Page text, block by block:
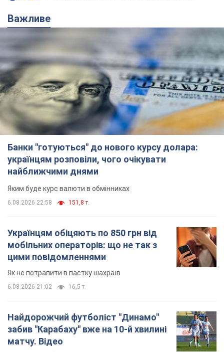
Важливе
Банки "готуються" до нового курсу долара:
українцям розповіли, чого очікувати
найближчими днями
Яким буде курс валюти в обмінниках
6.08.2026 22:58 151,8 т.
Українцям обіцяють по 850 грн від
мобільних операторів: що не так з
цими повідомленнями
Як не потрапити в пастку шахраїв
6.08.2026 21:02 16,5 т.
Найдорожчий футболіст "Динамо"
забив "Карабаху" вже на 10-й хвилині
матчу. Відео